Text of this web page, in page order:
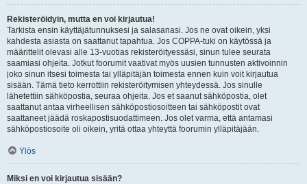
Rekisteröidyin, mutta en voi kirjautua!
Tarkista ensin käyttäjätunnuksesi ja salasanasi. Jos ne ovat oikein, yksi
kahdesta asiasta on saattanut tapahtua. Jos COPPA-tuki on käytössä ja
määrittelit olevasi alle 13-vuotias rekisteröityessäsi, sinun tulee seurata
saamiasi ohjeita. Jotkut foorumit vaativat myös uusien tunnusten aktivoinnin
joko sinun itsesi toimesta tai ylläpitäjän toimesta ennen kuin voit kirjautua
sisään. Tämä tieto kerrottiin rekisteröitymisen yhteydessä. Jos sinulle
lähetettiin sähköpostia, seuraa ohjeita. Jos et saanut sähköpostia, olet
saattanut antaa virheellisen sähköpostiosoitteen tai sähköpostit ovat
saattaneet jäädä roskapostisuodattimeen. Jos olet varma, että antamasi
sähköpostiosoite oli oikein, yritä ottaa yhteyttä foorumin ylläpitäjään.
Ylös
Miksi en voi kirjautua sisään?